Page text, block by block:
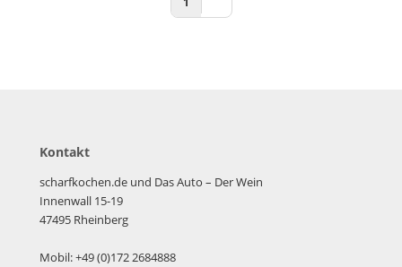
Kontakt
scharfkochen.de und Das Auto – Der Wein
Innenwall 15-19
47495 Rheinberg
Mobil: +49 (0)172 2684888